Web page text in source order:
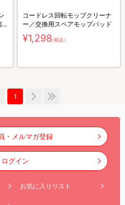
コードレス回転モップクリーナ
ー／交換用スペアモップパッド
¥1,298（税込）
1
・メルマガ登録
ログイン
お気に入りリスト